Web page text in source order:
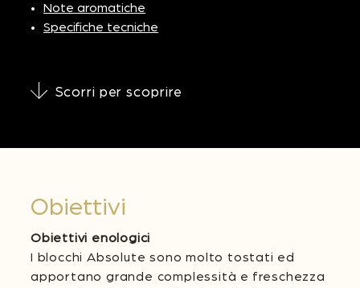
Note aromatiche
Specifiche tecniche
Scorri per scoprire
Obiettivi
Obiettivi enologici
I blocchi Absolute sono molto tostati ed
apportano grande complessità e freschezza